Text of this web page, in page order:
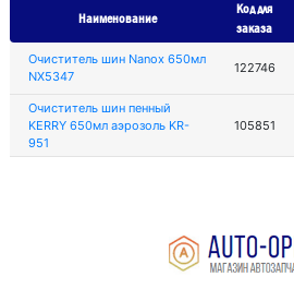
Наименование
Код для
заказа
Очиститель шин Nanox 650мл
NX5347
122746
Очиститель шин пенный
KERRY 650мл аэрозоль KR-
951
105851